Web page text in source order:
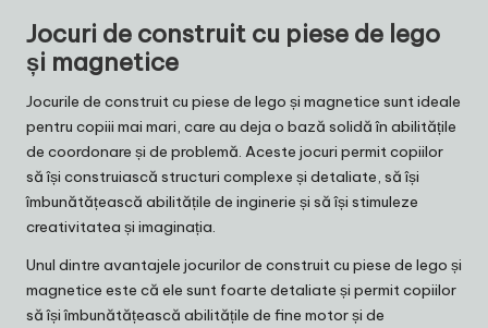
Jocuri de construit cu piese de lego
și magnetice
Jocurile de construit cu piese de lego și magnetice sunt ideale
pentru copiii mai mari, care au deja o bază solidă în abilitățile
de coordonare și de problemă. Aceste jocuri permit copiilor
să își construiască structuri complexe și detaliate, să își
îmbunătățească abilitățile de inginerie și să își stimuleze
creativitatea și imaginația.
Unul dintre avantajele jocurilor de construit cu piese de lego și
magnetice este că ele sunt foarte detaliate și permit copiilor
să își îmbunătățească abilitățile de fine motor și de